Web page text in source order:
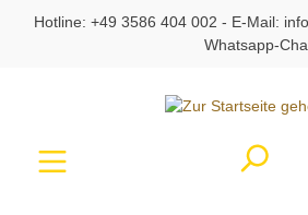
springen
Hotline: +49 3586 404 002 - E-Mail:
Whatsapp-